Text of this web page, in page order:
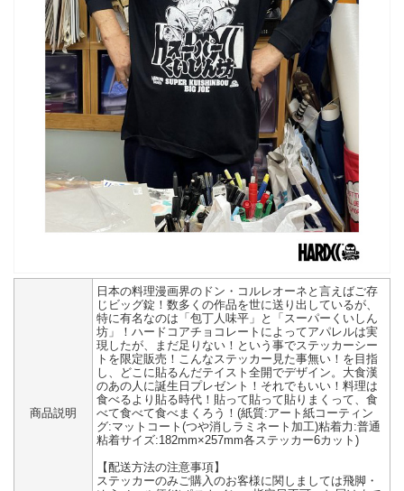
商品説明
日本の料理漫画界のドン・コルレオーネと言えばご存
じビッグ錠！数多くの作品を世に送り出しているが、
特に有名なのは「包丁人味平」と「スーパーくいしん
坊」！ハードコアチョコレートによってアパレルは実
現したが、まだ足りない！という事でステッカーシー
トを限定販売！こんなステッカー見た事無い！を目指
し、どこに貼るんだテイスト全開でデザイン。大食漢
のあの人に誕生日プレゼント！それでもいい！料理は
食べるより貼る時代！貼って貼って貼りまくって、食
べて食べて食べまくろう！(紙質:アート紙コーティン
グ:マットコート(つや消しラミネート加工)粘着力:普通
粘着サイズ:182mm×257mm各ステッカー6カット)
【配送方法の注意事項】
ステッカーのみご購入のお客様に関しましては飛脚・